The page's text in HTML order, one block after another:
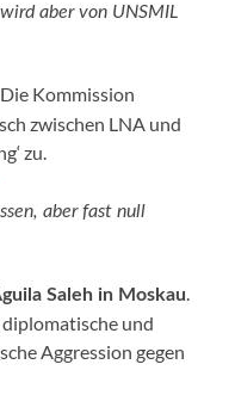
aber von UNSMIL
. Die Kommission
zwischen LNA und
zu.
aber fast null
Saleh in Moskau
und
Aggression gegen